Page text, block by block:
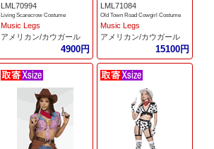
LML70994
Living Scarecrow Costume
Music Legs
アメリカン/カウガール
4900円
LML71084
Old Town Road Cowgirl Costume
Music Legs
アメリカン/カウガール
15100円